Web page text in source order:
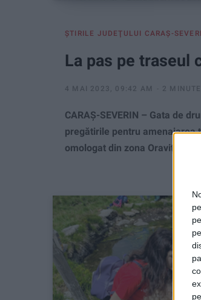
ŞTIRILE JUDEŢULUI CARAŞ-
La pas pe traseul
4 MAI 2023, 09:42 AM 2
CARAŞ-SEVERIN – Gata de
pregătirile pentru amenajarea
omologat din zona Oraviţei!